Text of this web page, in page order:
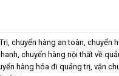
, chuyển hàng an toàn, chuyển
, chuyển hàng nội thất về
hàng hóa đi quảng trị, vận